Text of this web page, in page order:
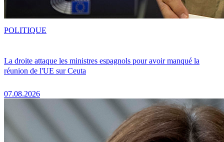
La droite attaque les ministres espagnols pour avoir manqué la
réunion de l'UE sur Ceuta
07.08.2026
POLITIQUE